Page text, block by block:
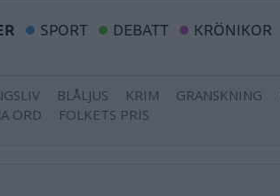
SPORT DEBATT KRÖNIKOR
BLÅLJUS KRIM GRANSKNING
ORD FOLKETS PRIS